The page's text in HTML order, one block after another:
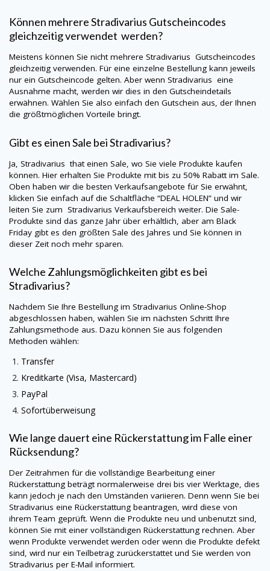
Können mehrereStradivarius Gutscheincodes
gleichzeitig verwendet werden?
Meistens können Sie nicht mehrere Stradivarius Gutscheincodes
gleichzeitig verwenden. Für eine einzelne Bestellung kann jeweils
nur ein Gutscheincode gelten. Aber wenn Stradivarius eine
Ausnahme macht, werden wir dies in den Gutscheindetails
erwähnen. Wählen Sie also einfach den Gutschein aus, der Ihnen
die größtmöglichen Vorteile bringt.
Gibt es einen Sale beiStradivarius?
Ja, Stradivarius that einen Sale, wo Sie viele Produkte kaufen
können. Hier erhalten Sie Produkte mit bis zu 50% Rabatt im Sale.
Oben haben wir die besten Verkaufsangebote für Sie erwähnt,
klicken Sie einfach auf die Schaltfläche “DEAL HOLEN” und wir
leiten Sie zum Stradivarius Verkaufsbereich weiter. Die Sale-
Produkte sind das ganze Jahr über erhältlich, aber am Black
Friday gibt es den größten Sale des Jahres und Sie können in
dieser Zeit noch mehr sparen.
Welche Zahlungsmöglichkeiten gibt es bei
Stradivarius?
Nachdem Sie Ihre Bestellung im Stradivarius Online-Shop
abgeschlossen haben, wählen Sie im nächsten Schritt Ihre
Zahlungsmethode aus. Dazu können Sie aus folgenden
Methoden wählen:
Transfer
Kreditkarte (Visa, Mastercard)
PayPal
Sofortüberweisung
Wie lange dauert eine Rückerstattung im Falle einer
Rücksendung?
Der Zeitrahmen für die vollständige Bearbeitung einer
Rückerstattung beträgt normalerweise drei bis vier Werktage, dies
kann jedoch je nach den Umständen variieren. Denn wenn Sie bei
Stradivarius eine Rückerstattung beantragen, wird diese von
ihrem Team geprüft. Wenn die Produkte neu und unbenutzt sind,
können Sie mit einer vollständigen Rückerstattung rechnen. Aber
wenn Produkte verwendet werden oder wenn die Produkte defekt
sind, wird nur ein Teilbetrag zurückerstattet und Sie werden von
Stradivarius per E-Mail informiert.